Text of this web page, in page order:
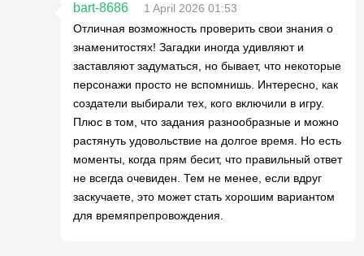
bart-8686
1 April 2026 01:53
Отличная возможность проверить свои знания о
знаменитостях! Загадки иногда удивляют и
заставляют задуматься, но бывает, что некоторые
персонажи просто не вспомнишь. Интересно, как
создатели выбирали тех, кого включили в игру.
Плюс в том, что задания разнообразные и можно
растянуть удовольствие на долгое время. Но есть
моменты, когда прям бесит, что правильный ответ
не всегда очевиден. Тем не менее, если вдруг
заскучаете, это может стать хорошим вариантом
для времяпрепровождения.